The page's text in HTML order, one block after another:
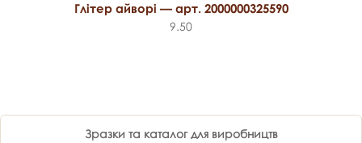
Глітер айворі — арт. 2000000325590
9.50
Зразки та каталог для виробництв